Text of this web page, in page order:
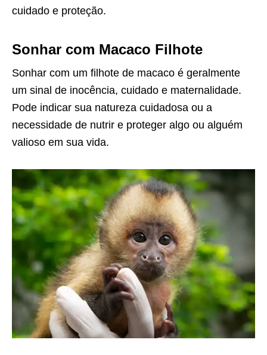
cuidado e proteção.
Sonhar com Macaco Filhote
Sonhar com um filhote de macaco é geralmente
um sinal de inocência, cuidado e maternalidade.
Pode indicar sua natureza cuidadosa ou a
necessidade de nutrir e proteger algo ou alguém
valioso em sua vida.